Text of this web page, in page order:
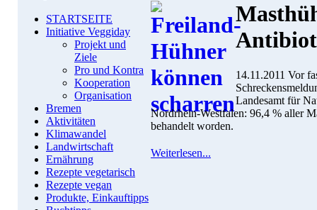
STARTSEITE
Initiative Veggiday
Projekt und
Ziele
Pro und Kontra
Kooperation
Organisation
Bremen
Aktivitäten
Klimawandel
Landwirtschaft
Ernährung
Rezepte vegetarisch
Rezepte vegan
Produkte, Einkauftipps
14.11.2011 Vor
Landesamt für
Nordrhein-Westfalen: 96,4 % aller
behandelt worden.
Weiterlesen...